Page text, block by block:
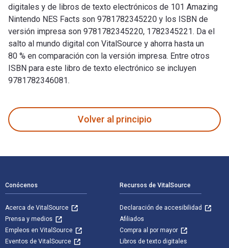
digitales y de libros de texto electrónicos de 101 Amazing
Nintendo NES Facts son 9781782345220 y los ISBN de
versión impresa son 9781782345220, 1782345221. Da el
salto al mundo digital con VitalSource y ahorra hasta un
80 % en comparación con la versión impresa. Entre otros
ISBN para este libro de texto electrónico se incluyen
9781782346081.
Volver al principio
Conócenos
Acerca de VitalSource
Prensa y medios
Empleos en VitalSource
Eventos de VitalSource
Recursos de VitalSource
Declaración de accesibilidad
Afiliados
Compra al por mayor
Libros de texto digitales